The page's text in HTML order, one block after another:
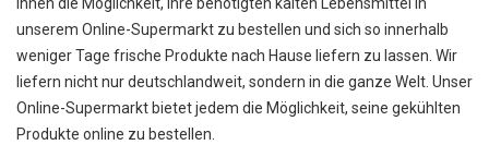
Ihnen die Möglichkeit, Ihre benötigten kalten Lebensmittel in
unserem Online-Supermarkt zu bestellen und sich so innerhalb
weniger Tage frische Produkte nach Hause liefern zu lassen. Wir
liefern nicht nur deutschlandweit, sondern in die ganze Welt. Unser
Online-Supermarkt bietet jedem die Möglichkeit, seine gekühlten
Produkte online zu bestellen.